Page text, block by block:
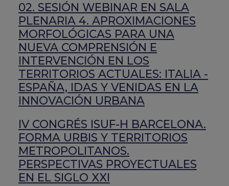
02. SESIÓN WEBINAR EN SALA
PLENARIA 4. APROXIMACIONES
MORFOLÓGICAS PARA UNA
NUEVA COMPRENSIÓN E
INTERVENCIÓN EN LOS
TERRITORIOS ACTUALES: ITALIA -
ESPAÑA, IDAS Y VENIDAS EN LA
INNOVACIÓN URBANA
IV CONGRÉS ISUF-H BARCELONA.
FORMA URBIS Y TERRITORIOS
METROPOLITANOS.
PERSPECTIVAS PROYECTUALES
EN EL SIGLO XXI